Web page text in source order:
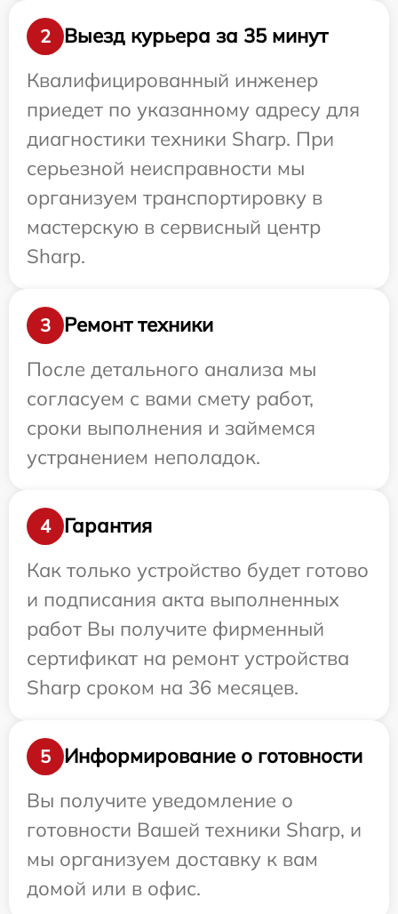
2
Выезд курьера за 35 минут
Квалифицированный инженер
приедет по указанному адресу для
диагностики техники Sharp. При
серьезной неисправности мы
организуем транспортировку в
мастерскую в сервисный центр
Sharp.
3
Ремонт техники
После детального анализа мы
согласуем с вами смету работ,
сроки выполнения и займемся
устранением неполадок.
4
Гарантия
Как только устройство будет готово
и подписания акта выполненных
работ Вы получите фирменный
сертификат на ремонт устройства
Sharp сроком на 36 месяцев.
5
Информирование о готовности
Вы получите уведомление о
готовности Вашей техники Sharp, и
мы организуем доставку к вам
домой или в офис.